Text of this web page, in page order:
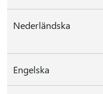
Nederländska
Engelska